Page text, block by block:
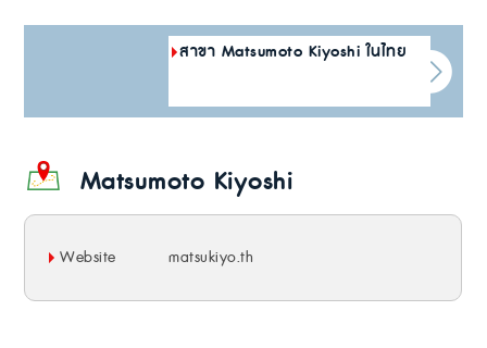
สาขา Matsumoto Kiyoshi ในไทย
Matsumoto Kiyoshi
Website matsukiyo.th